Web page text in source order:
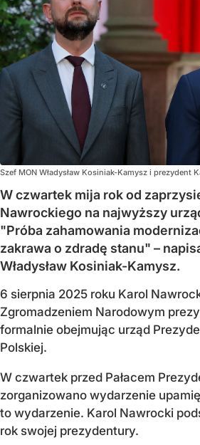
Szef MON Władysław Kosiniak-Kamysz i prezydent
W czwartek mija rok od
Nawrockiego na najwyższy
"Próba zahamowania
zakrawa o zdradę stanu" –
Władysław Kosiniak-Kamysz.
6 sierpnia 2025 roku Karol
Zgromadzeniem Narodowym
formalnie obejmując urząd
Polskiej.
W czwartek przed Pałacem
zorganizowano wydarzenie
to wydarzenie. Karol Nawrocki
rok swojej prezydentury.